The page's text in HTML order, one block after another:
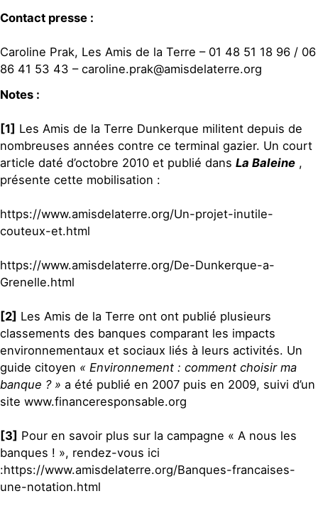
Contact presse :
Caroline Prak, Les Amis de la Terre – 01 48 51 18 96 / 06
86 41 53 43 – caroline.prak@amisdelaterre.org
Notes :
[1] Les Amis de la Terre Dunkerque militent depuis de
nombreuses années contre ce terminal gazier. Un court
article daté d’octobre 2010 et publié dans La Baleine ,
présente cette mobilisation :
https://www.amisdelaterre.org/Un-projet-inutile-
couteux-et.html
https://www.amisdelaterre.org/De-Dunkerque-a-
Grenelle.html
[2] Les Amis de la Terre ont ont publié plusieurs
classements des banques comparant les impacts
environnementaux et sociaux liés à leurs activités. Un
guide citoyen « Environnement : comment choisir ma
banque ? » a été publié en 2007 puis en 2009, suivi d’un
site www.financeresponsable.org
[3] Pour en savoir plus sur la campagne « A nous les
banques ! », rendez-vous ici
:https://www.amisdelaterre.org/Banques-francaises-
une-notation.html